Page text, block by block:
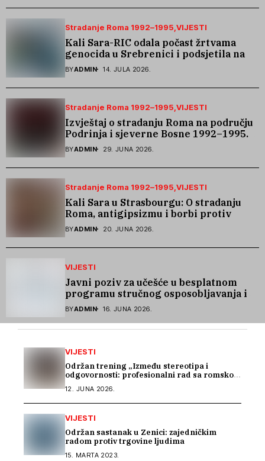
Stradanje Roma 1992–1995 VIJESTI
Kali Sara-RIC odala počast žrtvama
genocida u Srebrenici i podsjetila na
stradanje Roma iz Skočića
BYADMIN 14. JULA 2026.
Stradanje Roma 1992–1995 VIJESTI
Izvještaj o stradanju Roma na području
Podrinja i sjeverne Bosne 1992–1995.
godine
BYADMIN 29. JUNA 2026.
Stradanje Roma 1992–1995 VIJESTI
Kali Sara u Strasbourgu: O stradanju
Roma, antigipsizmu i borbi protiv
govora mržnje
BYADMIN 20. JUNA 2026.
VIJESTI
Javni poziv za učešće u besplatnom
programu stručnog osposobljavanja i
podrške pri zapošljavanju
BYADMIN 16. JUNA 2026.
VIJESTI
Održan trening „Između stereotipa i
odgovornosti: profesionalni rad sa romskom
12. JUNA 2026.
VIJESTI
Održan sastanak u Zenici: zajedničkim
radom protiv trgovine ljudima
15. MARTA 2023.